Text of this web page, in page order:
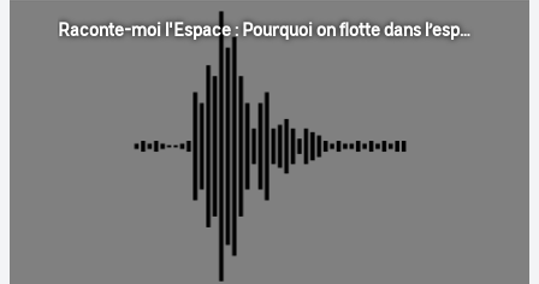
Raconte-moi l'Espace : Pourquoi on flotte dans l’espace ?